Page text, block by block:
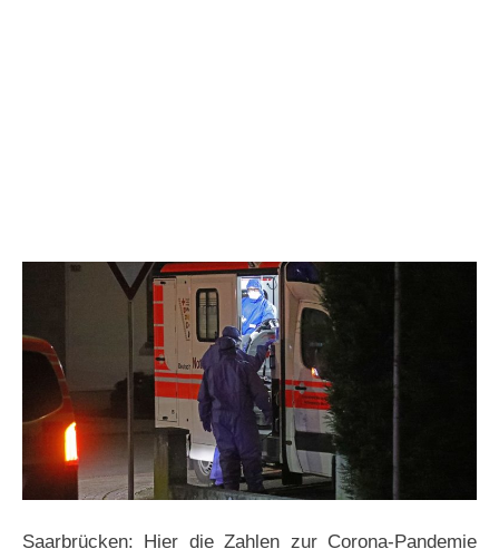
Saarbrücken: Hier die Zahlen zur Corona-Pandemie